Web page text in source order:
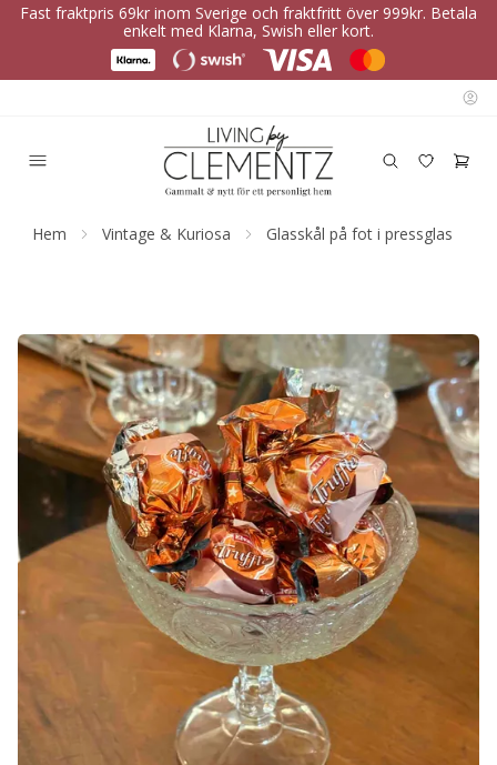
Fast fraktpris 69kr inom Sverige och fraktfritt över 999kr. Betala
enkelt med Klarna, Swish eller kort.
Hem Vintage & Kuriosa Glasskål på fot i pressglas